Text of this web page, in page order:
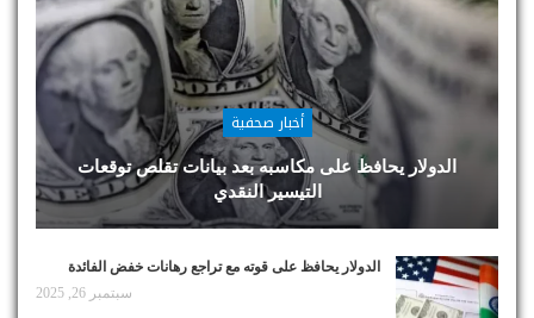
أخبار صحفية
الدولار يحافظ على مكاسبه بعد بيانات تقلص توقعات
التيسير النقدي
الدولار يحافظ على قوته مع تراجع رهانات خفض الفائدة
سبتمبر 26, 2025